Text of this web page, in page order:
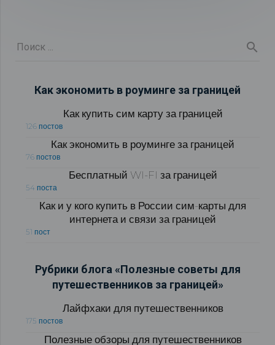
Как экономить в роуминге за границей
Как купить сим карту за границей
126 постов
Как экономить в роуминге за границей
76 постов
Бесплатный WI-FI за границей
54 поста
Как и у кого купить в России сим-карты для
интернета и связи за границей
51 пост
Рубрики блога «Полезные советы для
путешественников за границей»
Лайфхаки для путешественников
175 постов
Полезные обзоры для путешественников